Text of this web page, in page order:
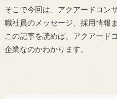
そこで今回は、アクアードコン
職社員のメッセージ、採用情報
この記事を読めば、アクアード
企業なのかわかります。